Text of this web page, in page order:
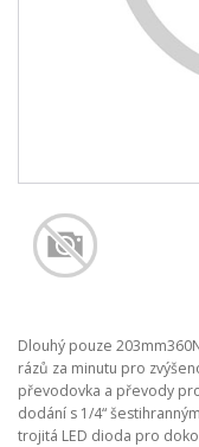
Dlouhý pouze
rázů za minutu pro
převodovka a převody
dodání s 1/4“
trojitá LED dioda pro